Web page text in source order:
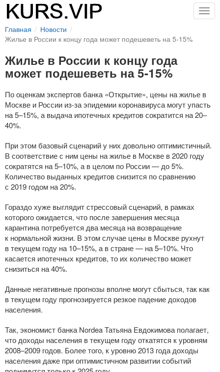
Главная
Новости
Жилье в России к концу года может подешеветь на 5-15%
Жилье в России к концу года
может подешеветь на 5-15%
По оценкам экспертов банка «Открытие», цены на жилье в
Москве и России из-заэпидемии коронавируса могут упасть
на 5–15%, а выдача ипотечных кредитов сократится на 20–
40%.
При этом базовый сценарий у них довольно оптимистичный.
В соответствие с ним цены на жилье в Москве в 2020 году
сократятся на 5–10%, а в целом по России — до 5%.
Количество выданных кредитов снизится по сравнению
с 2019 годом на 20%.
Гораздо хуже выглядит стрессовый сценарий, в рамках
которого ожидается, что после завершения месяца
карантина потребуется два месяца на возвращение
к нормальной жизни. В этом случае цены в Москве рухнут
в текущем году на 10–15%, а в стране — на 5–10%. Что
касается ипотечных кредитов, то их количество может
снизиться на 40%.
Данные негативные прогнозы вполне могут сбыться, так как
в текущем году прогнозируется резкое падение доходов
населения.
Так, экономист банка Nordea Татьяна Евдокимова полагает,
что доходы населения в текущем году откатятся к уровням
2008–2009 годов. Более того, к уровню 2013 года доходы
населения даже при оптимистичном развитии событий